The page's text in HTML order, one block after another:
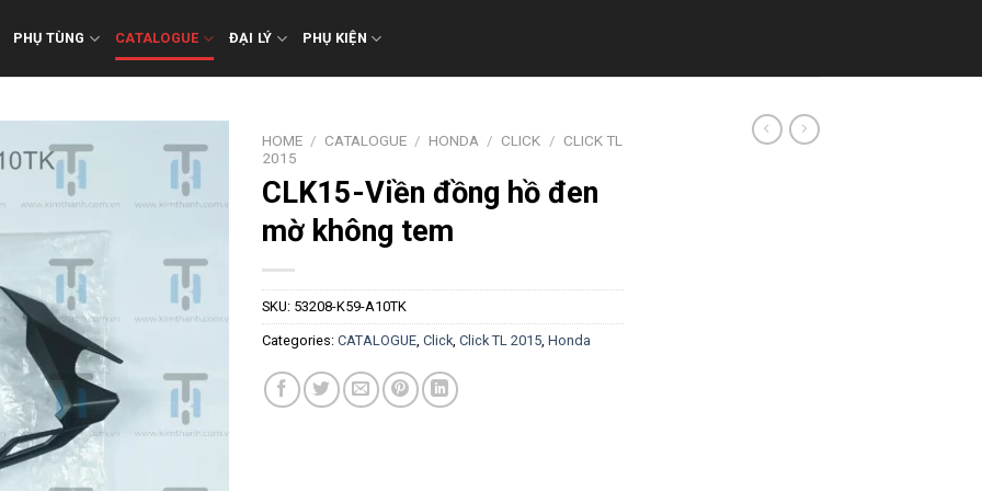
PHỤ TÙNG CATALOGUE ĐẠI LÝ PHỤ KIỆN
HOME / CATALOGUE / HONDA / CLICK / CLICK TL
2015
CLK15-Viền đồng hồ đen
mờ không tem
SKU: 53208-K59-A10TK
Categories: CATALOGUE Click Click TL 2015 Honda